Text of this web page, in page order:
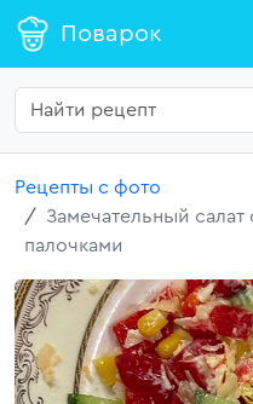
Поварок
Рецепты с фото
Замечательный
палочками